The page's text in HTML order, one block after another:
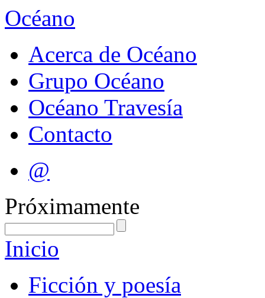
Océano
Acerca de Océano
Grupo Océano
Océano Travesía
Contacto
@
Próximamente
Inicio
Ficción y poesía